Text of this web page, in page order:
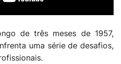
de três meses de 1957,
uma série de desafios,